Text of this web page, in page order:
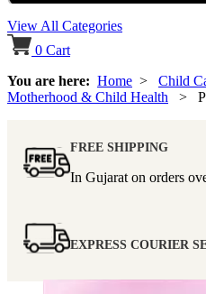
View All Categories
0 Cart
You are here: Home > Child
Motherhood & Child Health >
FREE SHIPPING
In Gujarat on orders
EXPRESS COURIER